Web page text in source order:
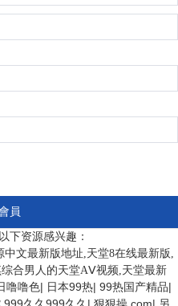
員
下资源感兴趣：
文最新版地址,天堂8在线最新版,
合男人的天堂AⅤ视频,天堂最新
噜噜色| 日本99热| 99热国产精品|
久久999久久 | 狠狠操.com| 另